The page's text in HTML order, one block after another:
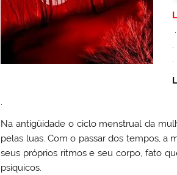
.
Na antigüidade o ciclo menstrual da
pelas luas. Com o passar dos tempos, a
seus próprios ritmos e seu corpo, fato
psíquicos.